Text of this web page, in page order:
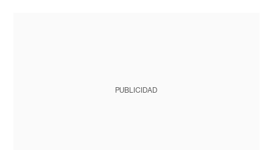
PUBLICIDAD